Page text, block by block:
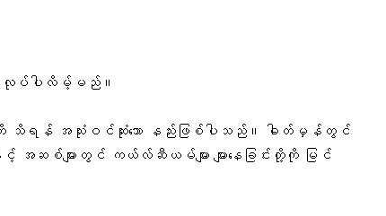
ပြုလုပ်ပါလိမ့်မည်။
သိရန် အသုံးဝင်ဆုံးသော နည်းဖြစ်ပါသည်။ ဓါတ်မှန်တွင်
င့် အဆစ်များတွင် ကယ်လ်ဆီယမ်များ များနေခြင်းတို့ကို မြင်